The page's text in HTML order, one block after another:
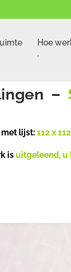
Hoe
.
–
lijst:112 x
isuitgeleend, u